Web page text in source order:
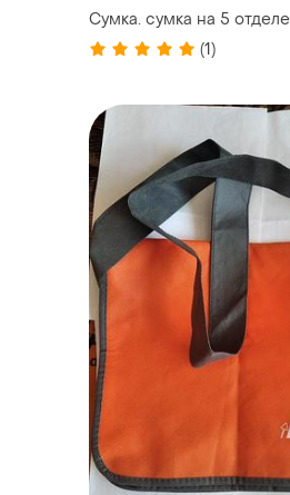
Сумка. сумка на 5
(1)